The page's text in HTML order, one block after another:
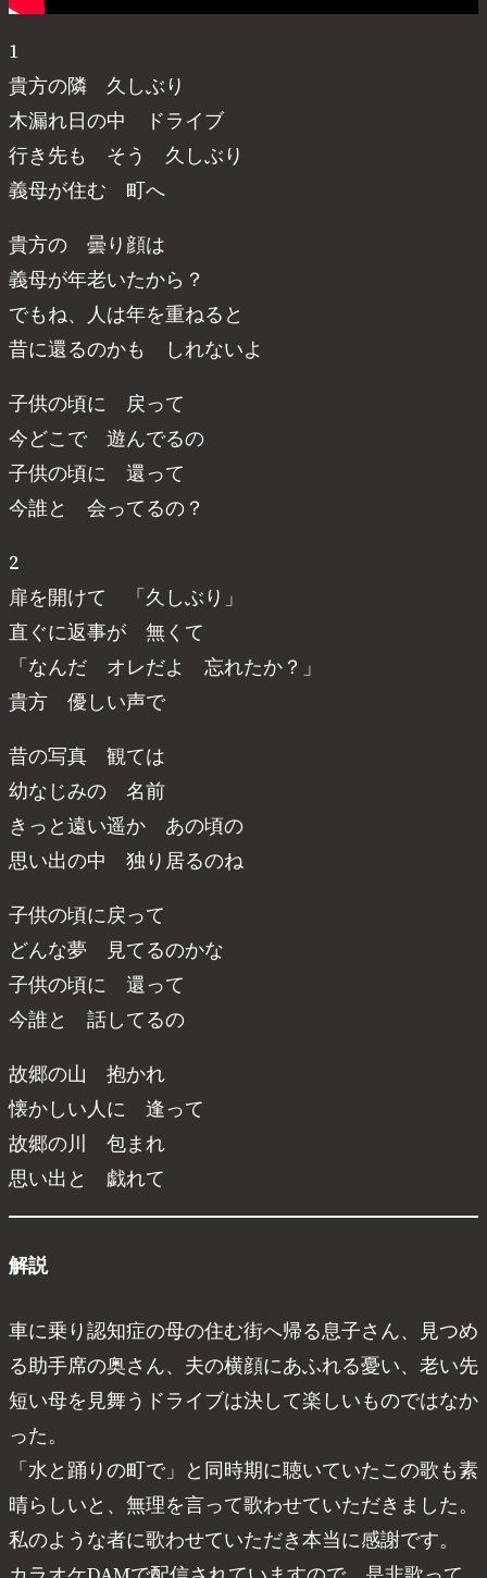
1
貴方の隣 久しぶり
木漏れ日の中 ドライブ
行き先も そう 久しぶり
義母が住む 町へ
貴方の 曇り顔は
義母が年老いたから？
でもね、人は年を重ねると
昔に還るのかも しれないよ
子供の頃に 戻って
今どこで 遊んでるの
子供の頃に 還って
今誰と 会ってるの？
2
扉を開けて 「久しぶり」
直ぐに返事が 無くて
「なんだ オレだよ 忘れたか？」
貴方 優しい声で
昔の写真 観ては
幼なじみの 名前
きっと遠い遥か あの頃の
思い出の中 独り居るのね
子供の頃に戻って
どんな夢 見てるのかな
子供の頃に 還って
今誰と 話してるの
故郷の山 抱かれ
懐かしい人に 逢って
故郷の川 包まれ
思い出と 戯れて
解説
車に乗り認知症の母の住む街へ帰る息子さん、見つめ
る助手席の奥さん、夫の横顔にあふれる憂い、老い先
短い母を見舞うドライブは決して楽しいものではなか
った。
「水と踊りの町で」と同時期に聴いていたこの歌も素
晴らしいと、無理を言って歌わせていただきました。
私のような者に歌わせていただき本当に感謝です。